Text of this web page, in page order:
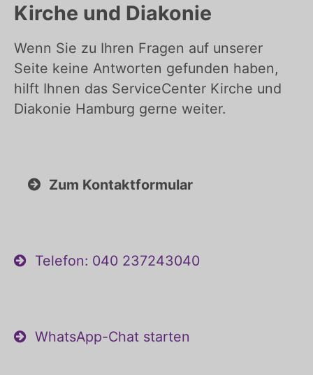
Kirche und Diakonie
Wenn Sie zu Ihren Fragen auf unserer
Seite keine Antworten gefunden haben,
hilft Ihnen das ServiceCenter Kirche und
Diakonie Hamburg gerne weiter.
Zum Kontaktformular
Telefon: 040 237243040
WhatsApp-Chat starten